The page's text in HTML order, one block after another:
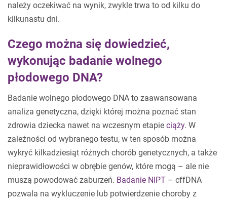
należy oczekiwać na wynik, zwykle trwa to od kilku do
kilkunastu dni.
Czego można się dowiedzieć,
wykonując badanie wolnego
płodowego DNA?
Badanie wolnego płodowego DNA to zaawansowana
analiza genetyczna, dzięki której można poznać stan
zdrowia dziecka nawet na wczesnym etapie ciąży. W
zależności od wybranego testu, w ten sposób można
wykryć kilkadziesiąt różnych chorób genetycznych, a także
nieprawidłowości w obrębie genów, które mogą – ale nie
muszą powodować zaburzeń. Badanie NIPT – cffDNA
pozwala na wykluczenie lub potwierdzenie choroby z